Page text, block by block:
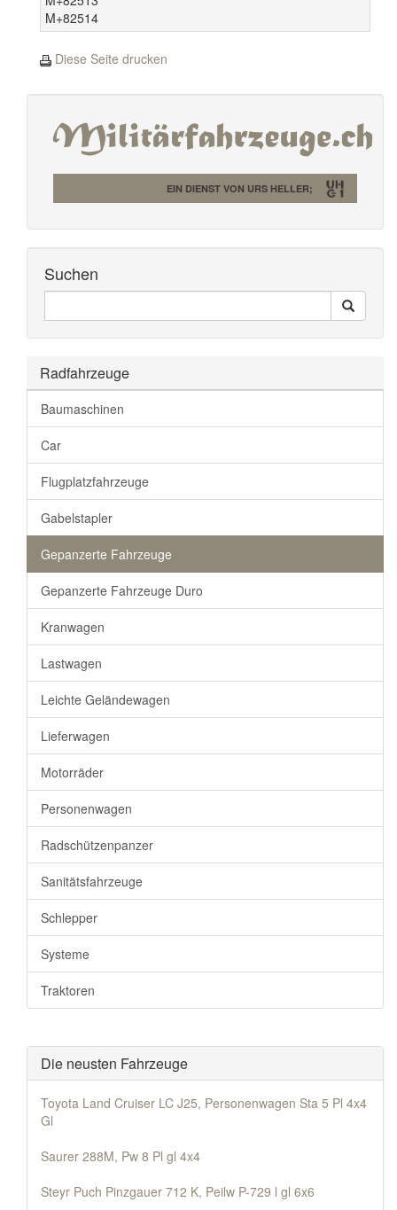
M+82514
Diese Seite drucken
EIN DIENST VON URS HELLER;
Suchen
Durchsuchen
Search
Radfahrzeuge
Baumaschinen
Car
Flugplatzfahrzeuge
Gabelstapler
Gepanzerte Fahrzeuge
Gepanzerte Fahrzeuge Duro
Kranwagen
Lastwagen
Leichte Geländewagen
Lieferwagen
Motorräder
Personenwagen
Radschützenpanzer
Sanitätsfahrzeuge
Schlepper
Systeme
Traktoren
Die neusten Fahrzeuge
Toyota Land Cruiser LC J25, Personenwagen Sta 5 Pl 4x4
Gl
Saurer 288M, Pw 8 Pl gl 4x4
Steyr Puch Pinzgauer 712 K, Peilw P-729 l gl 6x6